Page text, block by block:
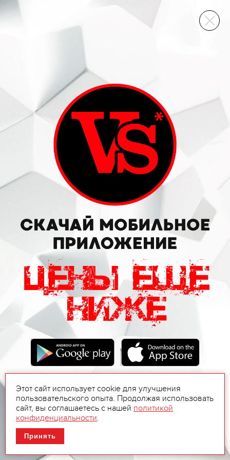
ВИННЫЙ СКЛАД
Этот сайт использует cookie для улучшения
пользовательского опыта. Продолжая использовать
сайт, вы соглашаетесь с нашей политикой
конфиденциальности.
Принять